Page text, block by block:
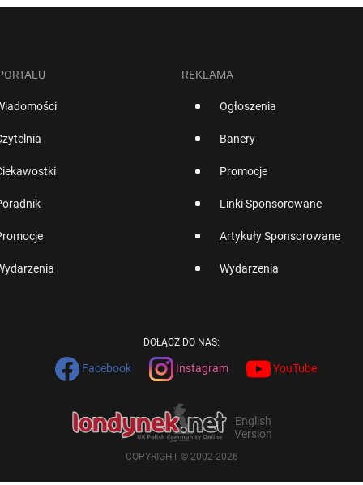
REKLAMA
Ogłoszenia
Banery
Promocje
Linki Sponsorowane
Artykuły Sponsorowane
Wydarzenia
DOŁĄCZ DO NAS:
Facebook Instagram YouTube
English
Version
COPYRIGHT © 2002-2026